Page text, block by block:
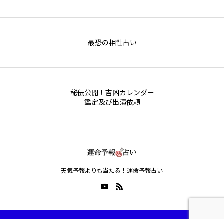
最恐の相性占い
秘伝公開！吉凶カレンダー
鑑定及び出演依頼
天気予報よりも当たる！運命予報占い